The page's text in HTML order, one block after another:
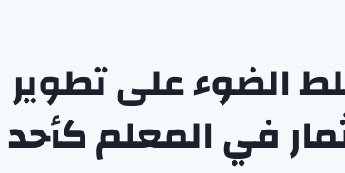
الضوء على تطوير
في المعلم كأحد